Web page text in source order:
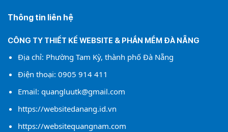
Thông tin liên hệ
CÔNG TY THIẾT KẾ WEBSITE & PHẦN MỀM ĐÀ NẴNG
Địa chỉ: Phường Tam Kỳ, thành phố Đà Nẵng
Điện thoại: 0905 914 411
Email: quangluutk@gmail.com
https://websitedanang.id.vn
https://websitequangnam.com